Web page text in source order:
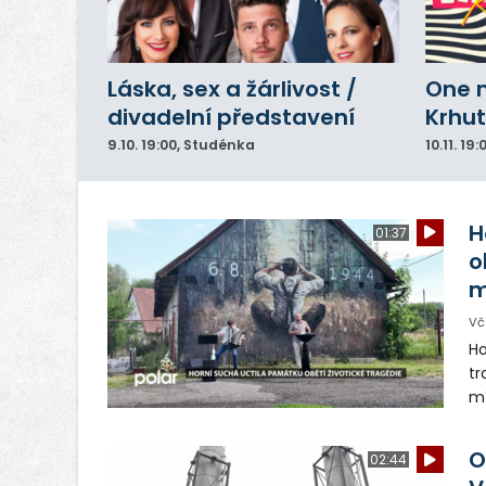
Láska, sex a žárlivost /
divadelní představení
9.10.19:00, Studénka
One
Krhut
10.11.
01:37
02:44